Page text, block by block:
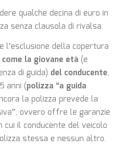
qualche decina di euro in
senza clausola di rivalsa.
l’esclusione della copertura
come la giovane età (e
di guida) del conducente,
anni (polizza “a guida
la polizza prevede la
ovvero offre le garanzie
il conducente del veicolo
stessa e nessun altro.